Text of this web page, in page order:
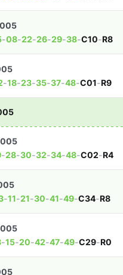
-08-22-26-29-38-C10-R8
-18-23-35-37-48-C01-R9
-28-30-32-34-48-C02-R4
-11-21-30-41-49-C34-R8
-15-20-42-47-49-C29-R0